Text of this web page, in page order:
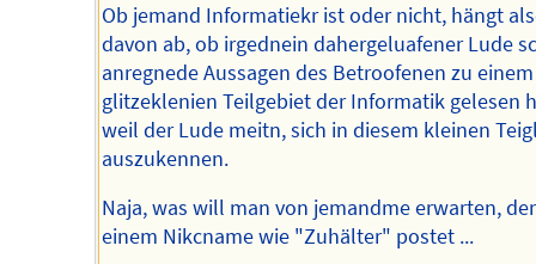
Ob jemand Informatiekr ist oder nicht, hängt
davon ab, ob irgednein dahergeluafener Lude
anregnede Aussagen des Betroofenen zu einem
glitzeklenien Teilgebiet der Informatik gelesen
weil der Lude meitn, sich in diesem kleinen
auszukennen.
Naja, was will man von jemandme erwarten,
einem Nikcname wie "Zuhälter" postet ...